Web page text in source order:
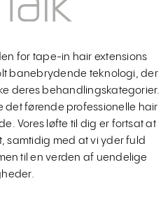
for tape-in hair extensions
banebrydende teknologi, der
deres behandlingskategorier.
førende professionelle hair
Vores løfte til dig er fortsat at
samtidig med at vi yder fuld
til en verden af uendelige